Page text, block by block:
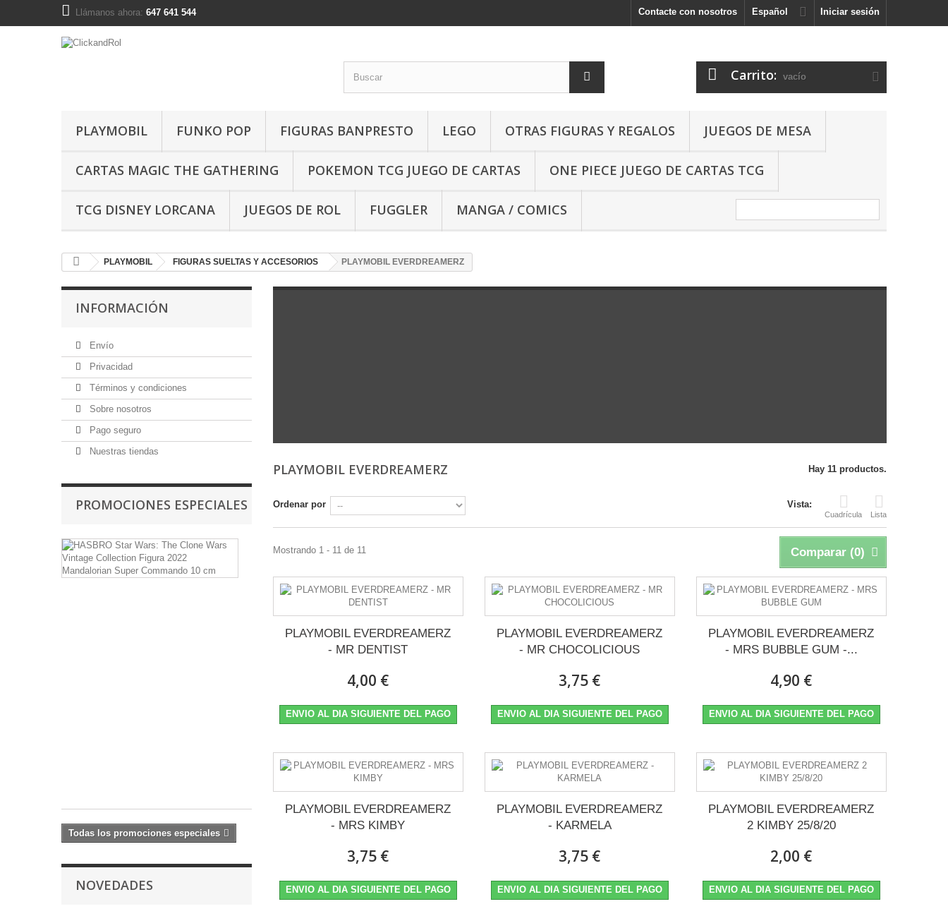
Iniciar sesión
Español
Contacte con nosotros
Llámanos ahora: 647 641 544
Carrito: vacío
PLAYMOBIL FUNKO POP FIGURAS BANPRESTO LEGO OTRAS FIGURAS Y REGALOS JUEGOS DE MESA
CARTAS MAGIC THE GATHERING POKEMON TCG JUEGO DE CARTAS ONE PIECE JUEGO DE CARTAS TCG
TCG DISNEY LORCANA JUEGOS DE ROL FUGGLER MANGA / COMICS
PLAYMOBIL FIGURAS SUELTAS Y ACCESORIOS PLAYMOBIL EVERDREAMERZ
INFORMACIÓN
Envío
Privacidad
Términos y condiciones
Sobre nosotros
Pago seguro
Nuestras tiendas
PROMOCIONES ESPECIALES
Vintage
Collection
Todas los promociones especiales
NOVEDADES
PLAYMOBIL EVERDREAMERZ Hay 11 productos.
Vista:
Cuadrícula Lista
Ordenar por
Comparar (0)
Mostrando 1 - 11 de 11
PLAYMOBIL EVERDREAMERZ
- MR DENTIST
4,00 €
ENVIO AL DIA SIGUIENTE DEL PAGO
PLAYMOBIL EVERDREAMERZ
- MR CHOCOLICIOUS
3,75 €
ENVIO AL DIA SIGUIENTE DEL PAGO
PLAYMOBIL EVERDREAMERZ
- MRS BUBBLE GUM -...
4,90 €
ENVIO AL DIA SIGUIENTE DEL PAGO
PLAYMOBIL EVERDREAMERZ
- MRS KIMBY
3,75 €
ENVIO AL DIA SIGUIENTE DEL PAGO
PLAYMOBIL EVERDREAMERZ
- KARMELA
3,75 €
ENVIO AL DIA SIGUIENTE DEL PAGO
PLAYMOBIL EVERDREAMERZ
2 KIMBY 25/8/20
2,00 €
ENVIO AL DIA SIGUIENTE DEL PAGO